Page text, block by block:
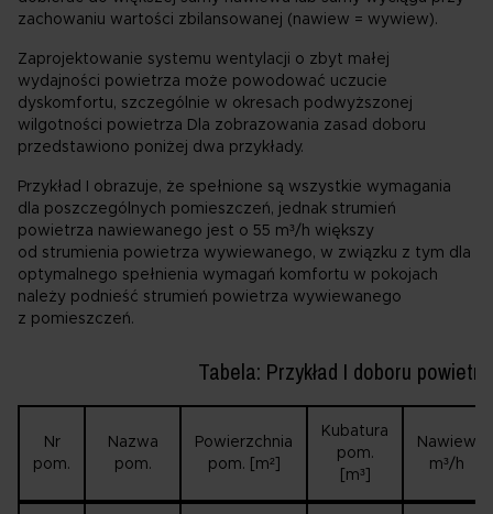
zachowaniu wartości zbilansowanej (nawiew = wywiew).
Zaprojektowanie systemu wentylacji o zbyt małej
wydajności powietrza może powodować uczucie
dyskomfortu, szczególnie w okresach podwyższonej
wilgotności powietrza Dla zobrazowania zasad doboru
przedstawiono poniżej dwa przykłady.
Przykład I obrazuje, że spełnione są wszystkie wymagania
dla poszczególnych pomieszczeń, jednak strumień
powietrza nawiewanego jest o 55 m³/h większy
od strumienia powietrza wywiewanego, w związku z tym dla
optymalnego spełnienia wymagań komfortu w pokojach
należy podnieść strumień powietrza wywiewanego
z pomieszczeń.
Tabela: Przykład I doboru
Nr
pom.
Nazwa
pom.
Powierzchnia
pom. [m²]
Kubatura
pom.
[m³]
Nawiew
m³/h